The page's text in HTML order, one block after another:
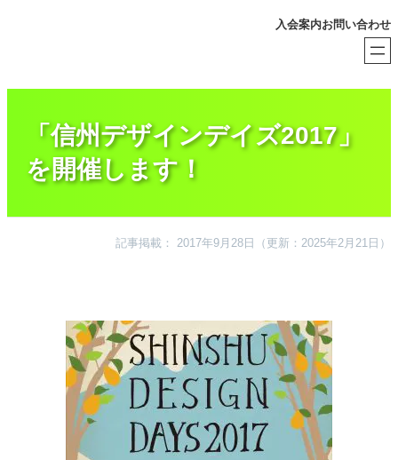
入会案内お問い合わせ
「信州デザインデイズ2017」
を開催します！
記事掲載： 2017年9月28日 （更新：2025年2月21日）